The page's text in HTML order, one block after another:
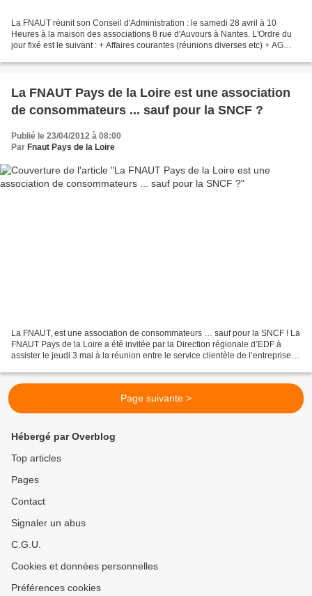
La FNAUT réunit son Conseil d'Administration : le samedi 28 avril à 10
Heures à la maison des associations 8 rue d'Auvours à Nantes. L'Ordre du
jour fixé est le suivant : + Affaires courantes (réunions diverses etc) + AG
La FNAUT Pays de la Loire est une association
de consommateurs ... sauf pour la SNCF ?
Publié le 23/04/2012 à 08:00
Par Fnaut Pays de la Loire
La FNAUT, est une association de consommateurs … sauf pour la SNCF ! La
FNAUT Pays de la Loire a été invitée par la Direction régionale d’EDF à
assister le jeudi 3 mai à la réunion entre le service clientèle de l’entreprise
Page suivante >
Hébergé par Overblog
Top articles
Pages
Contact
Signaler un abus
C.G.U.
Cookies et données personnelles
Préférences cookies